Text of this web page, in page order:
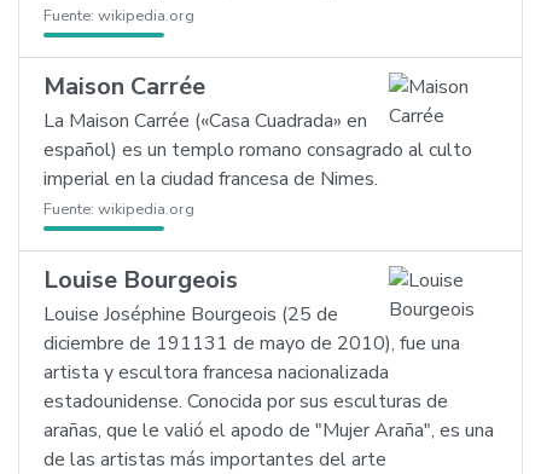
Fuente: wikipedia.org
Maison Carrée
La Maison Carrée («Casa Cuadrada» en
español) es un templo romano consagrado al culto
imperial en la ciudad francesa de Nimes.
Fuente: wikipedia.org
Louise Bourgeois
Louise Joséphine Bourgeois (25 de
diciembre de 191131 de mayo de 2010), fue una
artista y escultora francesa nacionalizada
estadounidense. Conocida por sus esculturas de
arañas, que le valió el apodo de "Mujer Araña", es una
de las artistas más importantes del arte